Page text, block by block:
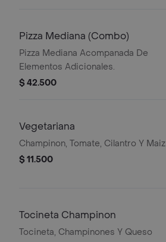
Pizza Mediana (Combo)
Pizza Mediana Acompanada De
Elementos Adicionales.
$ 42.500
Vegetariana
Champinon, Tomate, Cilantro Y Maiz
$ 11.500
Tocineta Champinon
Tocineta, Champinones Y Queso